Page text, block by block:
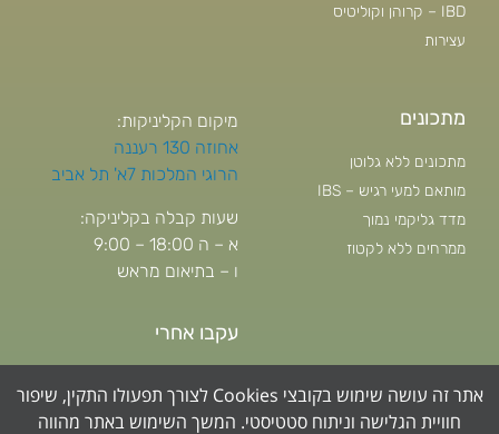
IBD – קרוהן וקוליטיס
עצירות
מתכונים
מתכונים ללא גלוטן
מותאם למעי רגיש – IBS
מדד גליקמי נמוך
ממרחים ללא לקטוז
מיקום הקליניקות:
אחוזה 130 רעננה
הרוגי המלכות 7א' תל אביב
שעות קבלה בקליניקה:
א – ה 18:00 – 9:00
ו – בתיאום מראש
עקבו אחרי
אתר זה עושה שימוש בקובצי Cookies לצורך תפעולו התקין, שיפור
חוויית הגלישה וניתוח סטטיסטי. המשך השימוש באתר מהווה